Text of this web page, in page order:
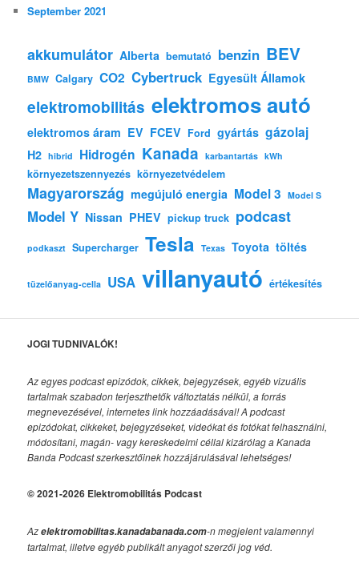
September 2021
akkumulátor Alberta bemutató benzin BEV
BMW Calgary CO2 Cybertruck Egyesült Államok
elektromobilitás elektromos autó
elektromos áram EV FCEV Ford gyártás gázolaj
H2 hibrid Hidrogén Kanada karbantartás kWh
környezetszennyezés környezetvédelem
Magyarország megújuló energia Model 3 Model S
Model Y Nissan PHEV pickup truck podcast
podkaszt Supercharger Tesla Texas Toyota töltés
tüzelőanyag-cella USA villanyautó értékesítés
JOGI TUDNIVALÓK!
Az egyes podcast epizódok, cikkek, bejegyzések, egyéb vizuális
tartalmak szabadon terjeszthetők változtatás nélkül, a forrás
megnevezésével, internetes link hozzáadásával!A podcast
epizódokat, cikkeket, bejegyzéseket, videókat és fotókat felhasználni,
módosítani, magán- vagy kereskedelmi céllal kizárólag a Kanada
Banda Podcast szerkesztőinek hozzájárulásával lehetséges!
© 2021-2026 Elektromobilitás Podcast
Azelektromobilitas.kanadabanada.com-n megjelent valamennyi
tartalmat, illetve egyéb publikált anyagot szerzői jog véd.